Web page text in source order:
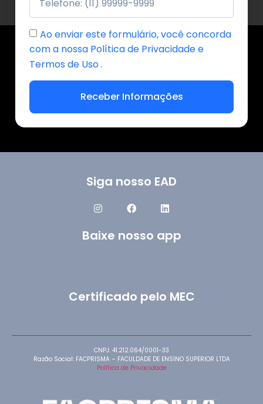
Ao enviar este formulário, você concorda
com a nossa Política de Privacidade e
Termos de Uso .
Receber Informações
Siga nosso EAD
Baixe nosso app
Certificado pelo MEC
CNPJ: 41.212.064/0001-33
Razão Social: FACPRISMA – FACULDADE DE ENSINO SUPERIOR LTDA
Política de Privacidade